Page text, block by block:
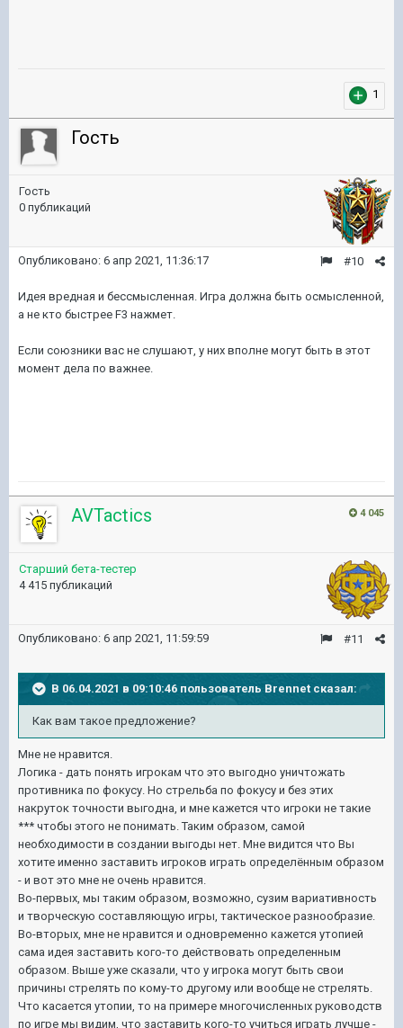
1
Гость
Гость
0 публикаций
#10
Опубликовано: 6 апр 2021, 11:36:17
Идея вредная и бессмысленная. Игра должна быть осмысленной,
а не кто быстрее F3 нажмет.
Если союзники вас не слушают, у них вполне могут быть в этот
момент дела по важнее.
4 045
AVTactics
Старший бета-тестер
4 415 публикаций
#11
Опубликовано: 6 апр 2021, 11:59:59
В 06.04.2021 в 09:10:46 пользователь Brennet сказал:
Как вам такое предложение?
Мне не нравится.
Логика - дать понять игрокам что это выгодно уничтожать
противника по фокусу. Но стрельба по фокусу и без этих
накруток точности выгодна, и мне кажется что игроки не такие
*** чтобы этого не понимать. Таким образом, самой
необходимости в создании выгоды нет. Мне видится что Вы
хотите именно заставить игроков играть определённым образом
- и вот это мне не очень нравится.
Во-первых, мы таким образом, возможно, сузим вариативность
и творческую составляющую игры, тактическое разнообразие.
Во-вторых, мне не нравится и одновременно кажется утопией
сама идея заставить кого-то действовать определенным
образом. Выше уже сказали, что у игрока могут быть свои
причины стрелять по кому-то другому или вообще не стрелять.
Что касается утопии, то на примере многочисленных руководств
по игре мы видим, что заставить кого-то учиться играть лучше -